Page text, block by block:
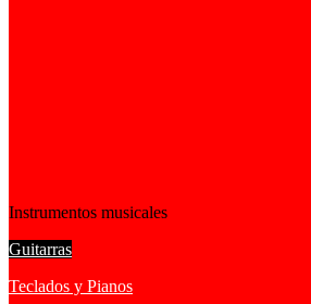
Instrumentos musicales
Guitarras
Teclados y Pianos